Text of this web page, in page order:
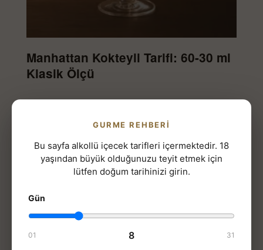
Manhattan Kokteyli Tarifi: 60-30 ml
Klasik Ölçü
Karıştırma tekniği, vermut tazeliği, viski seçimi,
klasik varyasyonlar ve Old Fashioned
DEVAMINI OKU »
GURME REHBERI
Bu sayfa alkollü içecek tarifleri içermektedir. 18
yaşından büyük olduğunuzu teyit etmek için
lütfen doğum tarihinizi girin.
Gün
01 8 31